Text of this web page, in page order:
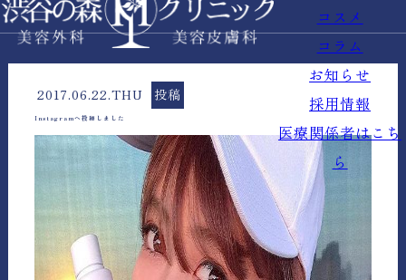
コスメ
コラム
お知らせ
採用情報
医療関係者はこち
ら
2017.06.22.THU 投稿
Instagramへ投稿しました